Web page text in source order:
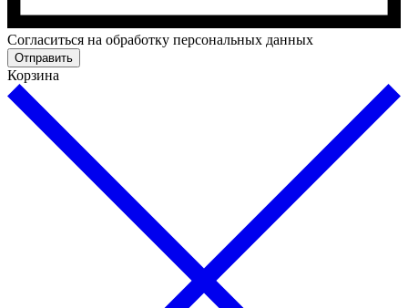
Cогласиться на обработку персональных данных
Отправить
Корзина